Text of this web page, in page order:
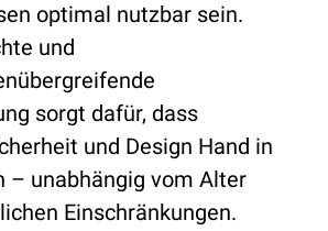
optimal nutzbar sein.
und
sorgt dafür, dass
und Design Hand in
– unabhängig vom Alter
Einschränkungen.